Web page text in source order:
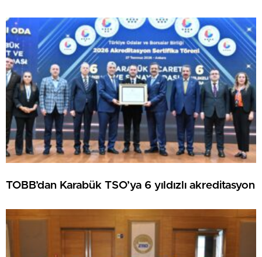
TOBB’dan Karabük TSO’ya 6 yıldızlı akreditasyon